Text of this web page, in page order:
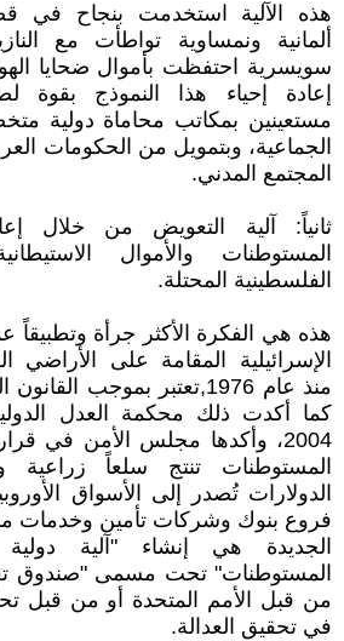
هذه الآلية استخدمت بنجاح في
ألمانية ونمساوية تواطأت مع
سويسرية احتفظت بأموال ضحايا
إعادة إحياء هذا النموذج بقوة
مستعينين بمكاتب محاماة دولية
الجماعية، وبتمويل من الحكومات
المجتمع المدني.
ثانياً: آلية التعويض من خلال
المستوطنات والأموال
الفلسطينية المحتلة.
هذه هي الفكرة الأكثر جرأة وتطبيقاً
الإسرائيلية المقامة على الأراضي
منذ عام 1976,تعتبر بموجب
كما أكدت ذلك محكمة العدل
2004، وأكدها مجلس الأمن في
المستوطنات تنتج سلعاً زراعية
الدولارات تُصدر إلى الأسواق
فروع بنوك وشركات تأمين وخدمات
الجديدة هي إنشاء "آلية
المستوطنات" تحت مسمى "صندوق
من قبل الأمم المتحدة أو من قبل
في تحقيق العدالة.